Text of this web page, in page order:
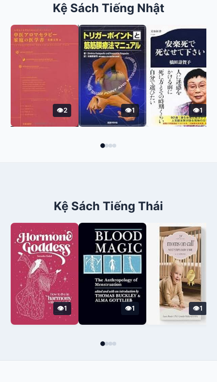
Kệ Sách Tiếng Nhật
2 1 1
Kệ Sách Tiếng Thái
1 1 1